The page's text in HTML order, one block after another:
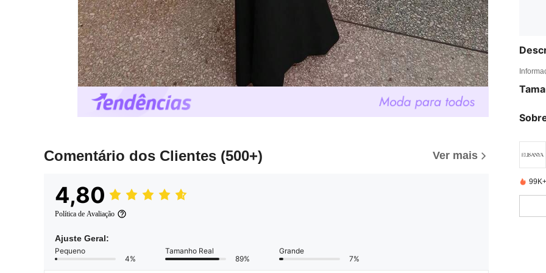
Comentário dos Clientes (500+) Ver mais
4,80
Política de Avaliação
Ajuste Geral:
Pequeno
4%
Tamanho Real
89%
Grande
7%